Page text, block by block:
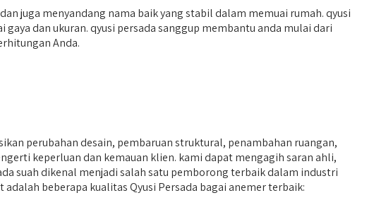
juga menyandang nama baik yang stabil dalam memuai rumah. qyusi
dan ukuran. qyusi persada sanggup membantu anda mulai dari
Anda.
perubahan desain, pembaruan struktural, penambahan ruangan,
keperluan dan kemauan klien. kami dapat mengagih saran ahli,
suah dikenal menjadi salah satu pemborong terbaik dalam industri
beberapa kualitas Qyusi Persada bagai anemer terbaik: